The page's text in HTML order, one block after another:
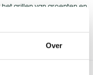
Over
grillen van groenten en
van hoogwaardig
duurzaam maar ook
van de nieuwe
benodigde werkruimte